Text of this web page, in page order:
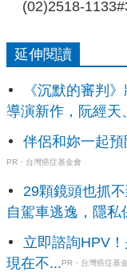
(02)2518-
延伸閱讀
《沉默的審判
導演新作，阮經天
伴侶和妳一起預
PR・台灣癌症基金會
29顆鏡頭也抓
自駕車逃逸，隱
立即諮詢HPV
現在不...PR・台灣癌症基